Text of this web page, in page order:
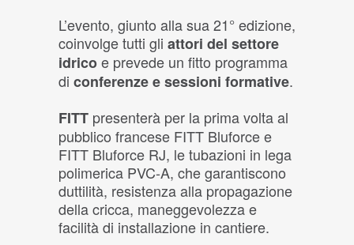
L’evento, giunto alla sua 21° edizione,
coinvolge tutti gli attori del settore
idricoe prevede un fitto programma
di conferenze e sessioni formative.
FITT presenterà per la prima volta al
pubblico francese FITT Bluforce e
FITT Bluforce RJ, le tubazioni in lega
polimerica PVC-A, che garantiscono
duttilità, resistenza alla propagazione
della cricca, maneggevolezza e
facilità di installazione in cantiere.